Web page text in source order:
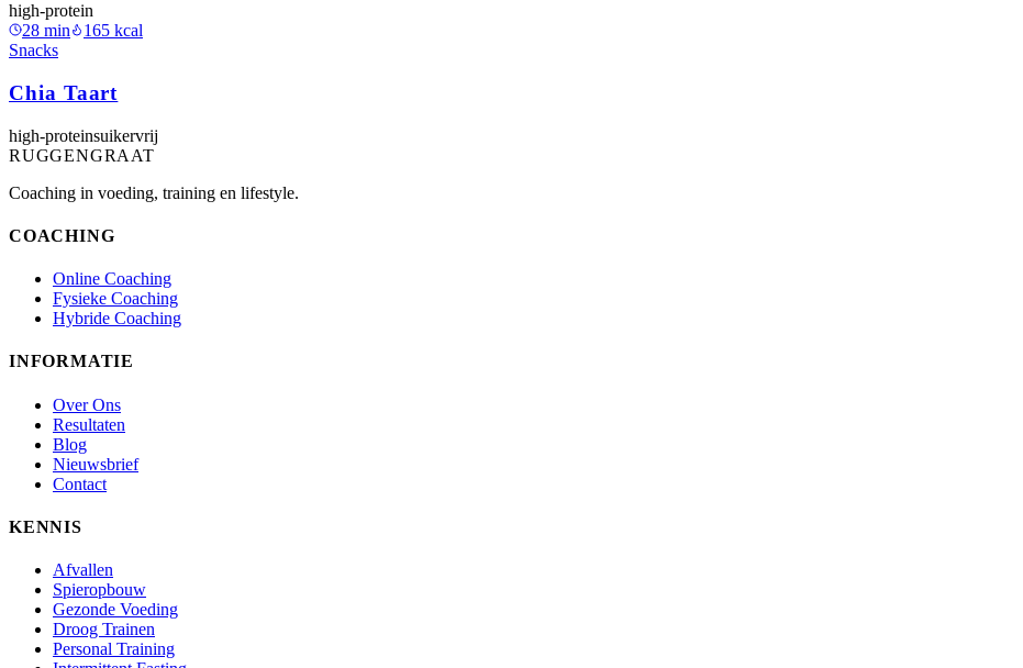
high-protein
28 min 165 kcal
Snacks
Chia Taart
high-proteinsuikervrij
RUGGENGRAAT
Coaching in voeding, training en lifestyle.
COACHING
Online Coaching
Fysieke Coaching
Hybride Coaching
INFORMATIE
Over Ons
Resultaten
Blog
Nieuwsbrief
Contact
KENNIS
Afvallen
Spieropbouw
Gezonde Voeding
Droog Trainen
Personal Training